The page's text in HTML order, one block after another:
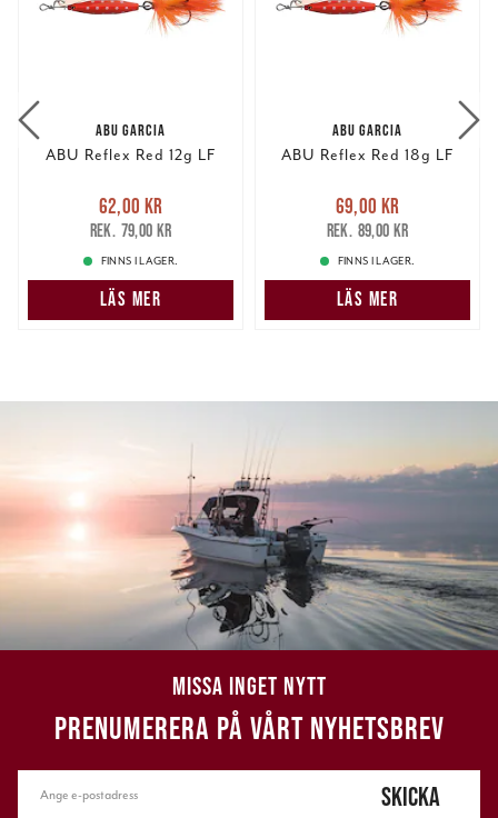
ABU GARCIA
ABU Reflex Red 12g LF
Nuvarande pris
62,00 krTidigare pris
79,00 kr
62,00 kr
79,00 kr
FINNS I LAGER.
LÄS MER
ABU GARCIA
ABU Reflex Red 18g LF
Nuvarande pris
69,00 krTidigare pris
89,00 kr
69,00 kr
89,00 kr
FINNS I LAGER.
LÄS MER
MISSA INGET NYTT
PRENUMERERA PÅ VÅRT NYHETSBREV
SKICKA